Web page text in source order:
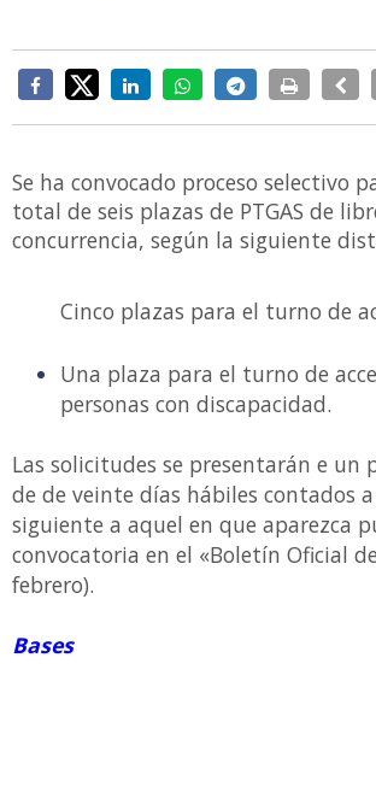
Se ha convocado proceso selectivo
total de seis plazas de PTGAS de
concurrencia, según la siguiente
Cinco plazas para el turno de
Una plaza para el turno de
personas con discapacidad.
Las solicitudes se presentarán e un
de de veinte días hábiles contados
siguiente a aquel en que aparezca
convocatoria en el «Boletín Oficial
febrero).
Bases